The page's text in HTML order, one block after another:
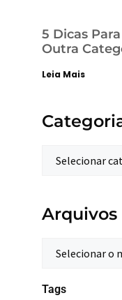
5 Dicas
Outra
Leia Mais
Arquivos
Tags